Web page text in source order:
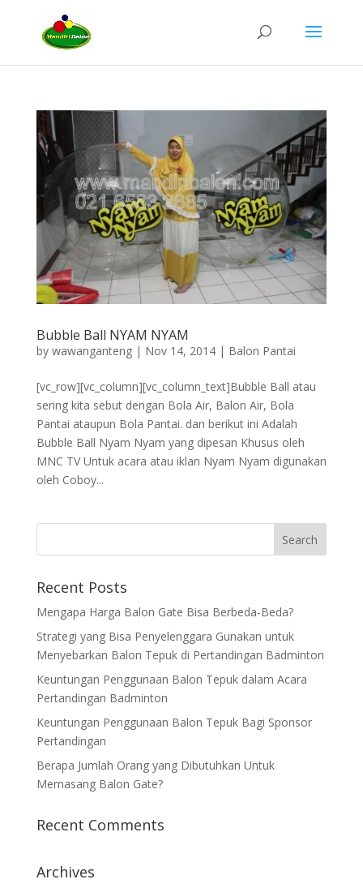
Bubble Ball NYAM NYAM
by wawanganteng| Nov 14, 2014| Balon Pantai
[vc_row][vc_column][vc_column_text]Bubble Ball atau
sering kita sebut dengan Bola Air, Balon Air, Bola
Pantai ataupun Bola Pantai. dan berikut ini Adalah
Bubble Ball Nyam Nyam yang dipesan Khusus oleh
MNC TV Untuk acara atau iklan Nyam Nyam digunakan
oleh Coboy...
Recent Posts
Mengapa Harga Balon Gate Bisa Berbeda-Beda?
Strategi yang Bisa Penyelenggara Gunakan untuk
Menyebarkan Balon Tepuk di Pertandingan Badminton
Keuntungan Penggunaan Balon Tepuk dalam Acara
Pertandingan Badminton
Keuntungan Penggunaan Balon Tepuk Bagi Sponsor
Pertandingan
Berapa Jumlah Orang yang Dibutuhkan Untuk
Memasang Balon Gate?
Recent Comments
Archives